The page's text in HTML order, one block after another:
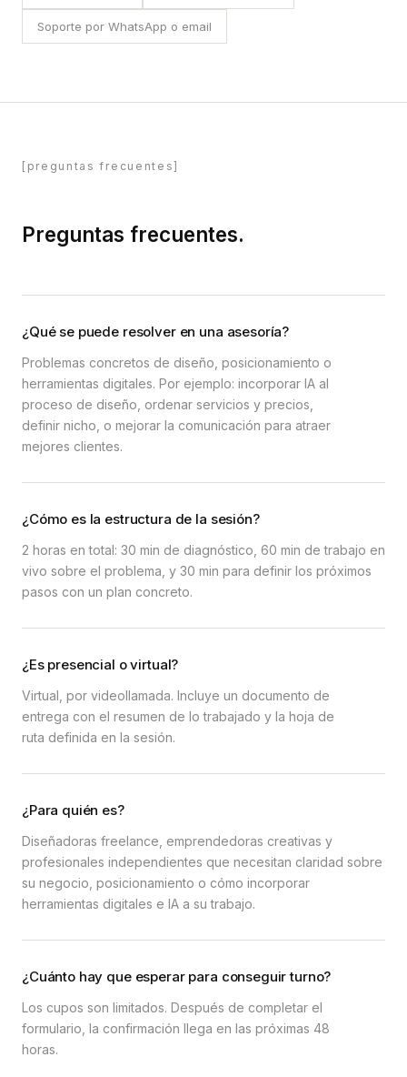
Soporte por WhatsApp o email
[preguntas frecuentes]
Preguntas frecuentes.
¿Qué se puede resolver en una asesoría?
Problemas concretos de diseño, posicionamiento o
herramientas digitales. Por ejemplo: incorporar IA al
proceso de diseño, ordenar servicios y precios,
definir nicho, o mejorar la comunicación para atraer
mejores clientes.
¿Cómo es la estructura de la sesión?
2 horas en total: 30 min de diagnóstico, 60 min de trabajo en
vivo sobre el problema, y 30 min para definir los próximos
pasos con un plan concreto.
¿Es presencial o virtual?
Virtual, por videollamada. Incluye un documento de
entrega con el resumen de lo trabajado y la hoja de
ruta definida en la sesión.
¿Para quién es?
Diseñadoras freelance, emprendedoras creativas y
profesionales independientes que necesitan claridad sobre
su negocio, posicionamiento o cómo incorporar
herramientas digitales e IA a su trabajo.
¿Cuánto hay que esperar para conseguir turno?
Los cupos son limitados. Después de completar el
formulario, la confirmación llega en las próximas 48
horas.